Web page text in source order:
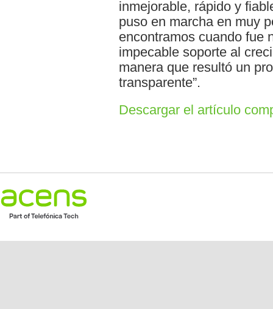
inmejorable, rápido y
puso en marcha en muy
encontramos cuando fue
impecable soporte al
manera que resultó un
transparente”.
Descargar el artículo